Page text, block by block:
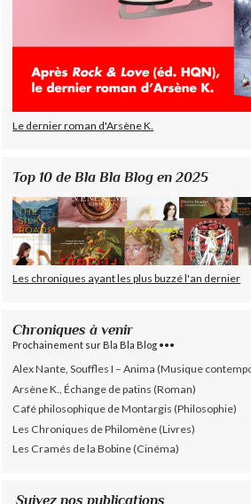
Le dernier roman d'Arsène K.
Top 10 de Bla Bla Blog en 2025
Les chroniques ayant les plus buzzé l'an dernier
Chroniques à venir
Prochainement sur Bla Bla Blog •••
Alex Nante, Souffles I – Anima (Musique
Arsène K., Échange de patins (Roman)
Café philosophique de Montargis (Philosophie)
Les Chroniques de Philomène (Livres)
Les Cramés de la Bobine (Cinéma)
Suivez nos publications